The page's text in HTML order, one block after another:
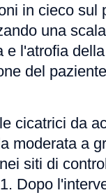
in cieco sul
una
e l'atrofia
del
cicatrici da
moderata a
siti di
Dopo